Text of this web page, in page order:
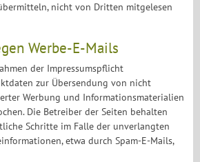
nicht von Dritten mitgelesen
Werbe-E-Mails
der Impressumspflicht
zur Übersendung von nicht
Werbung und Informationsmaterialien
Die Betreiber der Seiten behalten
Schritte im Falle der unverlangten
etwa durch Spam-E-Mails,